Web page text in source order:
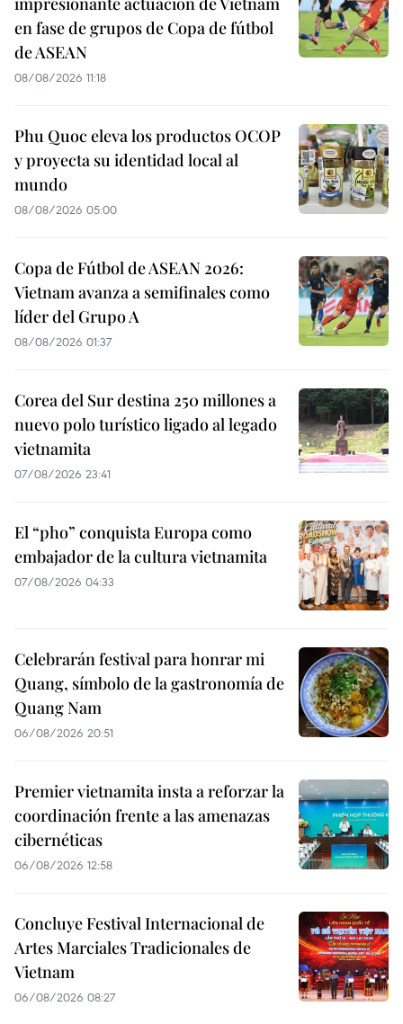
en fase de grupos de Copa de fútbol
de ASEAN
08/08/2026 11:18
Phu Quoc eleva los productos OCOP
y proyecta su identidad local al
mundo
08/08/2026 05:00
Copa de Fútbol de ASEAN 2026:
Vietnam avanza a semifinales como
líder del Grupo A
08/08/2026 01:37
Corea del Sur destina 250 millones a
nuevo polo turístico ligado al legado
vietnamita
07/08/2026 23:41
El “pho” conquista Europa como
embajador de la cultura vietnamita
07/08/2026 04:33
Celebrarán festival para honrar mi
Quang, símbolo de la gastronomía de
Quang Nam
06/08/2026 20:51
Premier vietnamita insta a reforzar la
coordinación frente a las amenazas
cibernéticas
06/08/2026 12:58
Concluye Festival Internacional de
Artes Marciales Tradicionales de
Vietnam
06/08/2026 08:27